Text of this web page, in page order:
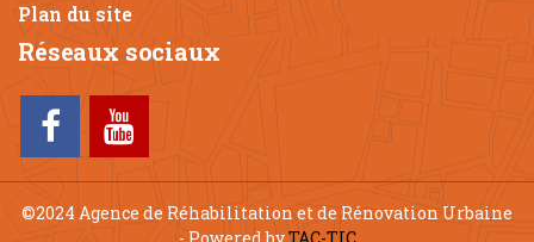
Plan du site
Réseaux sociaux
©2024 Agence de Réhabilitation et de Rénovation Urbaine